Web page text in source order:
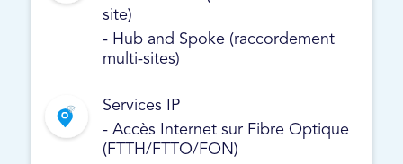
site)
- Hub and Spoke (raccordement
multi-sites)
Services IP
- Accès Internet sur Fibre Optique
(FTTH/FTTO/FON)